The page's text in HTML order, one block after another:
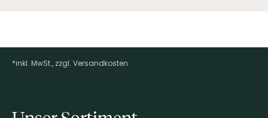
Footer-Menü
*inkl. MwSt., zzgl. Versandkosten